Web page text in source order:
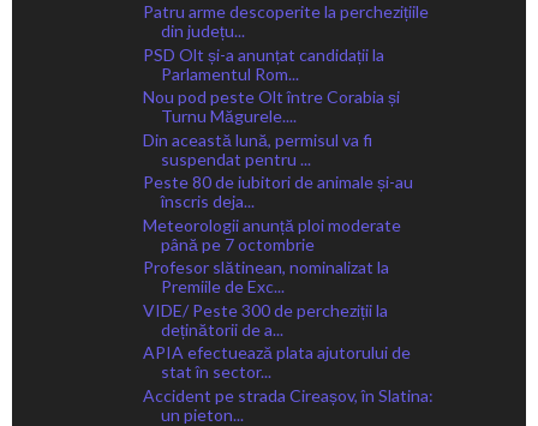
Patru arme descoperite la perchezițiile
din județu...
PSD Olt și-a anunțat candidații la
Parlamentul Rom...
Nou pod peste Olt între Corabia și
Turnu Măgurele....
Din această lună, permisul va fi
suspendat pentru ...
Peste 80 de iubitori de animale și-au
înscris deja...
Meteorologii anunță ploi moderate
până pe 7 octombrie
Profesor slătinean, nominalizat la
Premiile de Exc...
VIDE/ Peste 300 de percheziții la
deținătorii de a...
APIA efectuează plata ajutorului de
stat în sector...
Accident pe strada Cireașov, în Slatina:
un pieton...